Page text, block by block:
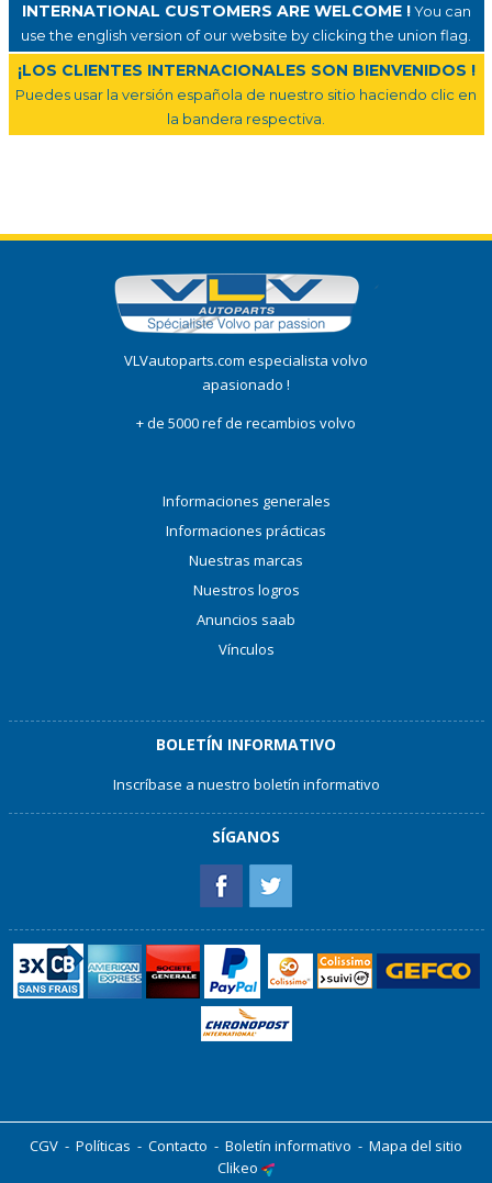
INTERNATIONAL CUSTOMERS ARE WELCOME !You can
use the english version of our website by clicking the union flag.
¡LOS CLIENTES INTERNACIONALES SON BIENVENIDOS !
Puedes usar la versión española de nuestro sitio haciendo clic en
la bandera respectiva.
VLVautoparts.com especialista volvo
apasionado !
+ de 5000 ref de recambios volvo
Informaciones generales
Informaciones prácticas
Nuestras marcas
Nuestros logros
Anuncios saab
Vínculos
BOLETÍN INFORMATIVO
Inscríbase a nuestro boletín informativo
SÍGANOS
CGV - Políticas - Contacto - Boletín informativo - Mapa del sitio
Clikeo